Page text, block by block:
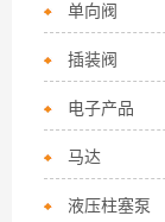
单向阀
插装阀
电子产品
马达
液压柱塞泵